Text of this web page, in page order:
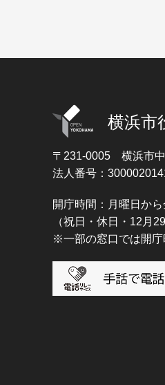
横浜市
〒231-0005 横浜市
法人番号：
開庁時間：月曜日か
（祝日・休日・12月
※一部の窓口では開庁